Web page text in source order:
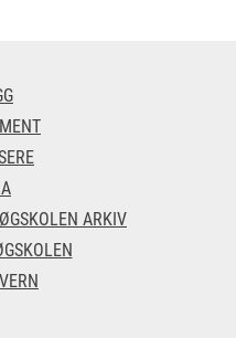
ARKIV